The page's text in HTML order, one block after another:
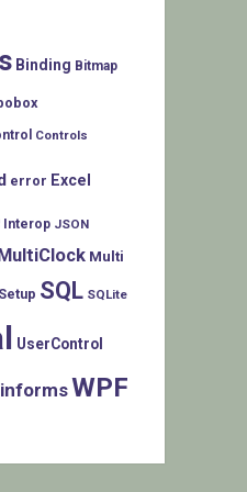
Binding Bitmap
Controls
error Excel
Interop JSON
MultiClock Multi
Setup SQL SQLite
UserControl
WPF